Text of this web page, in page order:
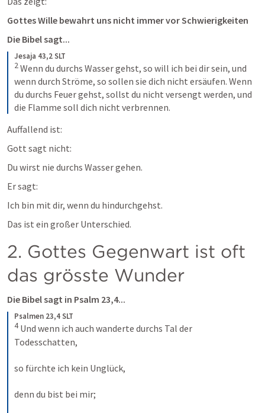
Gottes Wille bewahrt uns nicht immer vor Schwierigkeiten
Die Bibel sagt...
Jesaja 43,2 SLT
2 Wenn du durchs Wasser gehst, so will ich bei dir sein, und
wenn durch Ströme, so sollen sie dich nicht ersäufen. Wenn
du durchs Feuer gehst, sollst du nicht versengt werden, und
die Flamme soll dich nicht verbrennen.
Auffallend ist:
Gott sagt nicht:
Du wirst nie durchs Wasser gehen.
Er sagt:
Ich bin mit dir, wenn du hindurchgehst.
Das ist ein großer Unterschied.
2. Gottes Gegenwart ist oft
das grösste Wunder
Die Bibel sagt in Psalm 23,4...
Psalmen 23,4 SLT
4 Und wenn ich auch wanderte durchs Tal der
Todesschatten,
so fürchte ich kein Unglück,
denn du bist bei mir;